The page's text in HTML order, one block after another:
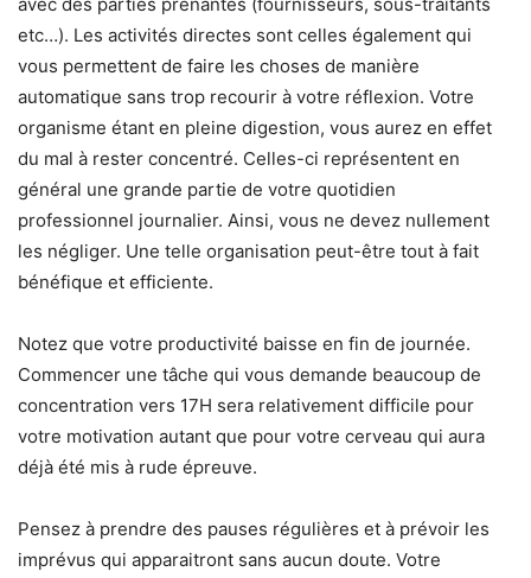
etc…). Les activités directes sont celles également qui
vous permettent de faire les choses de manière
automatique sans trop recourir à votre réflexion. Votre
organisme étant en pleine digestion, vous aurez en effet
du mal à rester concentré. Celles-ci représentent en
général une grande partie de votre quotidien
professionnel journalier. Ainsi, vous ne devez nullement
les négliger. Une telle organisation peut-être tout à fait
bénéfique et efficiente.
Notez que votre productivité baisse en fin de journée.
Commencer une tâche qui vous demande beaucoup de
concentration vers 17H sera relativement difficile pour
votre motivation autant que pour votre cerveau qui aura
déjà été mis à rude épreuve.
Pensez à prendre des pauses régulières et à prévoir les
imprévus qui apparaitront sans aucun doute. Votre